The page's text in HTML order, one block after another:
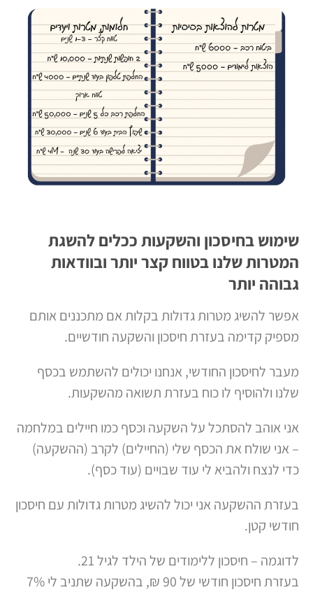
שימוש בחיסכון והשקעות ככלים להשגת
המטרות שלנו בטווח קצר יותר ובוודאות
גבוהה יותר
אפשר להשיג מטרות גדולות בקלות אם מתכננים אותם
מספיק קדימה בעזרת חיסכון והשקעה חודשיים.
מעבר לחיסכון החודשי, אנחנו יכולים להשתמש בכסף
שלנו ולהוסיף לו כוח בעזרת תשואה מהשקעות.
אני אוהב להסתכל על השקעה וכסף כמו חיילים במלחמה
– אני שולח את הכסף שלי (החיילים) לקרב (ההשקעה)
כדי לנצח ולהביא לי עוד שבויים (עוד כסף).
בעזרת ההשקעה אני יכול להשיג מטרות גדולות עם חיסכון
חודשי קטן.
לדוגמה – חיסכון ללימודים של הילד לגיל 21.
בעזרת חיסכון חודשי של 90 ₪, בהשקעה שתניב לי 7%